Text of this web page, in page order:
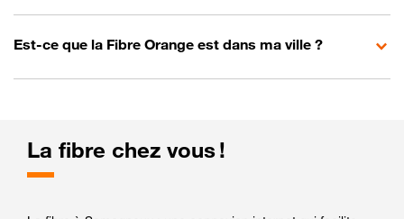
Est-ce que la Fibre Orange est dans ma ville ?
La fibre chez vous !